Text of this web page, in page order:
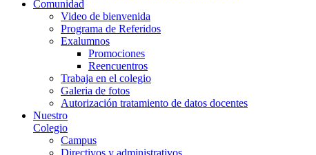
Comunidad
Video de bienvenida
Programa de Referidos
Exalumnos
Promociones
Reencuentros
Trabaja en el colegio
Galeria de fotos
Autorización tratamiento de datos docentes
Nuestro
Colegio
Campus
Directivos y administrativos